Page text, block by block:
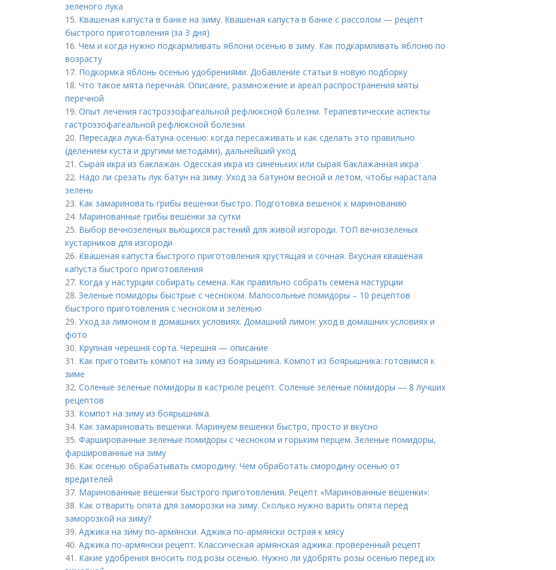
зеленого лука
15. Квашеная капуста в банке на зиму. Квашеная капуста в банке с рассолом — рецепт
быстрого приготовления (за 3 дня)
16. Чем и когда нужно подкармливать яблони осенью в зиму. Как подкармливать яблоню по
возрасту
17. Подкормка яблонь осенью удобрениями. Добавление статьи в новую подборку
18. Что такое мята перечная. Описание, размножение и ареал распространения мяты
перечной
19. Опыт лечения гастроэзофагеальной рефлюксной болезни. Терапевтические аспекты
гастроэзофагеальной рефлюксной болезни
20. Пересадка лука-батуна осенью: когда пересаживать и как сделать это правильно
(делением куста и другими методами), дальнейший уход
21. Сырая икра из баклажан. Одесская икра из синеньких или сырая баклажанная икра
22. Надо ли срезать лук батун на зиму. Уход за батуном весной и летом, чтобы нарастала
зелень
23. Как замариновать грибы вешенки быстро. Подготовка вешенок к маринованию
24. Маринованные грибы вешенки за сутки
25. Выбор вечнозеленых вьющихся растений для живой изгороди. ТОП вечнозеленых
кустарников для изгороди
26. Квашеная капуста быстрого приготовления хрустящая и сочная. Вкусная квашеная
капуста быстрого приготовления
27. Когда у настурции собирать семена. Как правильно собрать семена настурции
28. Зеленые помидоры быстрые с чесноком. Малосольные помидоры – 10 рецептов
быстрого приготовления с чесноком и зеленью
29. Уход за лимоном в домашних условиях. Домашний лимон: уход в домашних условиях и
фото
30. Крупная черешня сорта. Черешня — описание
31. Как приготовить компот на зиму из боярышника. Компот из боярышника: готовимся к
зиме
32. Соленые зеленые помидоры в кастрюле рецепт. Соленые зеленые помидоры — 8 лучших
рецептов
33. Компот на зиму из боярышника.
34. Как замариновать вешенки. Маринуем вешенки быстро, просто и вкусно
35. Фаршированные зеленые помидоры с чесноком и горьким перцем. Зеленые помидоры,
фаршированные на зиму
36. Как осенью обрабатывать смородину. Чем обработать смородину осенью от
вредителей
37. Маринованные вешенки быстрого приготовления. Рецепт «Маринованные вешенки»:
38. Как отварить опята для заморозки на зиму. Сколько нужно варить опята перед
заморозкой на зиму?
39. Аджика на зиму по-армянски. Аджика по-армянски острая к мясу
40. Аджика по-армянски рецепт. Классическая армянская аджика: проверенный рецепт
41. Какие удобрения вносить под розы осенью. Нужно ли удобрять розы осенью перед их